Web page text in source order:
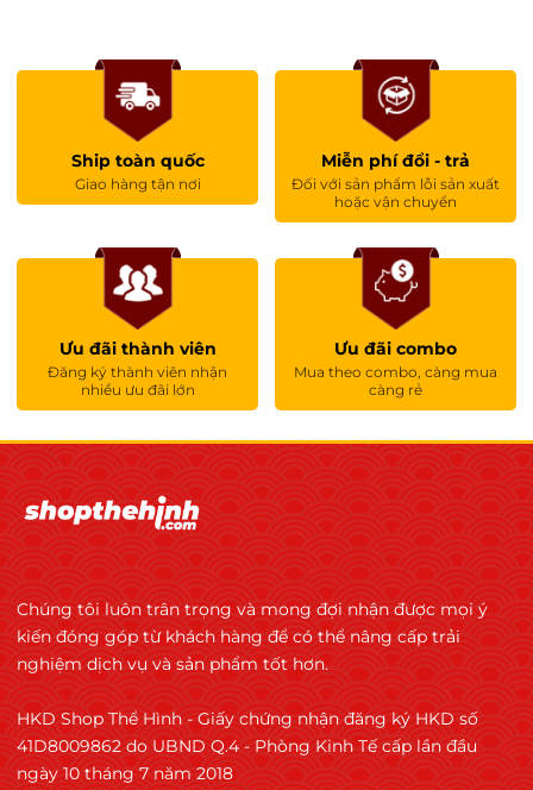
Ship toàn quốc
Giao hàng tận nơi
Miễn phí đổi - trả
Đối với sản phẩm lỗi sản xuất
hoặc vận chuyển
Ưu đãi thành viên
Đăng ký thành viên nhận
nhiều ưu đãi lớn
Ưu đãi combo
Mua theo combo, càng mua
càng rẻ
Chúng tôi luôn trân trọng và mong đợi nhận được mọi ý
kiến đóng góp từ khách hàng để có thể nâng cấp trải
nghiệm dịch vụ và sản phẩm tốt hơn.
HKD Shop Thể Hình - Giấy chứng nhận đăng ký HKD số
41D8009862 do UBND Q.4 - Phòng Kinh Tế cấp lần đầu
ngày 10 tháng 7 năm 2018